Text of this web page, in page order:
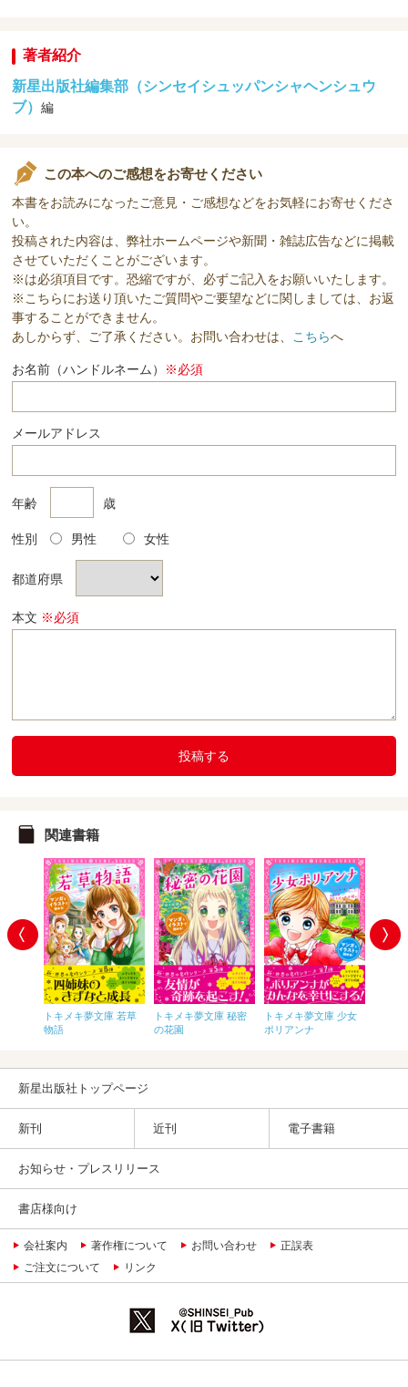
著者紹介
新星出版社編集部（シンセイシュッパンシャヘンシュウ
ブ）編
この本へのご感想をお寄せください
本書をお読みになったご意見・ご感想などをお気軽にお寄せくださ
い。
投稿された内容は、弊社ホームページや新聞・雑誌広告などに掲載
させていただくことがございます。
※は必須項目です。恐縮ですが、必ずご記入をお願いいたします。
※こちらにお送り頂いたご質問やご要望などに関しましては、お返
事することができません。
あしからず、ご了承ください。お問い合わせは、 こちらへ
お名前（ハンドルネーム） ※必須
メールアドレス
年齢 歳
性別 男性 女性
都道府県
本文 ※必須
投稿する
関連書籍
トキメキ夢文庫 若草
物語
トキメキ夢文庫 秘密
の花園
トキメキ夢文庫 少女
ポリアンナ
新星出版社トップページ
新刊 近刊 電子書籍
お知らせ・プレスリリース
書店様向け
会社案内 著作権について お問い合わせ
正誤表
ご注文について
リンク